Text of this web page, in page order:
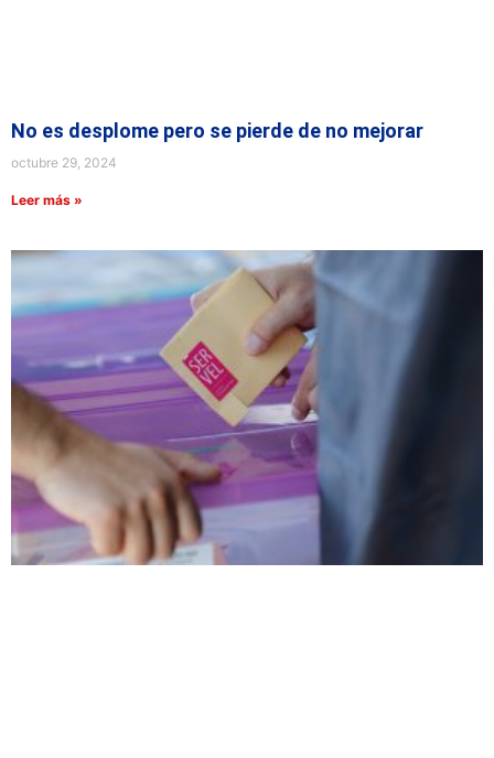
No es desplome pero se pierde de no mejorar
octubre 29, 2024
Leer más »